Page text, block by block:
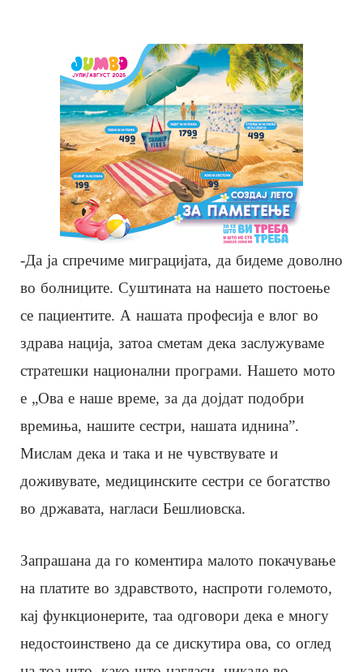
-Да ја спречиме миграцијата, да бидеме доволно
во болниците. Суштината на нашето постоење
се пациентите. А нашата професија е влог во
здрава нација, затоа сметам дека заслужуваме
стратешки национални програми. Нашето мото
е „Ова е наше време, за да дојдат подобри
времиња, нашите сестри, нашата иднина”.
Мислам дека и така и не чувствувате и
доживувате, медицинските сестри се богатство
во државата, нагласи Бешлиовска.
Запрашана да го коментира малото покачување
на платите во здравството, наспроти големото,
кај функционерите, таа одговори дека е многу
недостоинствено да се дискутира ова, со оглед